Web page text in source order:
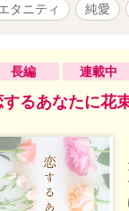
タニティ
純愛
長編 連載中
するあなたに花